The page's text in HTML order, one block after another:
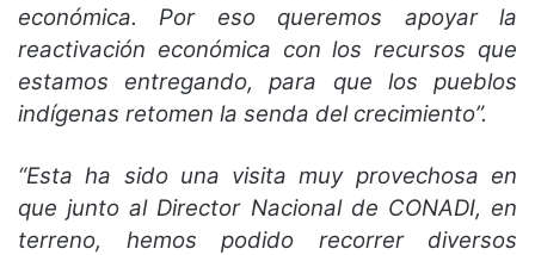
económica. Por eso queremos apoyar la
reactivación económica con los recursos que
estamos entregando, para que los pueblos
indígenas retomen la senda del crecimiento”.
“Esta ha sido una visita muy provechosa en
que junto al Director Nacional de CONADI, en
terreno, hemos podido recorrer diversos